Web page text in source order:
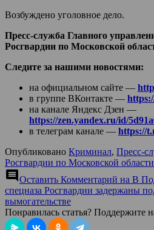
Возбуждено уголовное дело.
Пресс-служба Главного
Росгвардии по Московской
Следите за нашими новостями:
на официальном сайте —
в группе ВКонтакте —
на канале Яндекс Дзен —
https://zen.yandex.ru/id/
в телеграм канале — https://
Опубликовано Криминал, Пресс-
Росгвардии по Московской
comment Оставить Комментарий на В
спецназа Росгвардии задержаны
вымогательстве
Понравилась статья? Поддержите